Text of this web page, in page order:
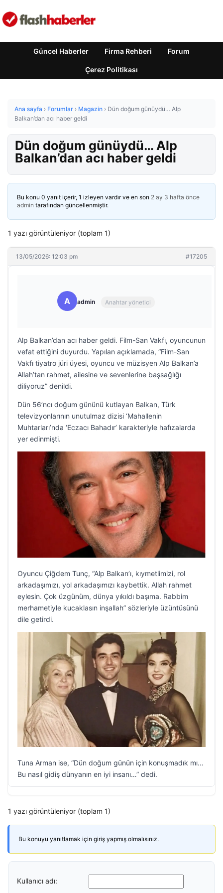
Güncel Haberler Firma Rehberi Forum
Çerez Politikası
Ana sayfa › Forumlar › Magazin › Dün doğum günüydü… Alp
Balkan’dan acı haber geldi
Dün doğum günüydü… Alp
Balkan’dan acı haber geldi
Bu konu 0 yanıt içerir, 1 izleyen vardır ve en son 2 ay 3 hafta önce
admin tarafından güncellenmiştir.
1 yazı görüntüleniyor (toplam 1)
13/05/2026: 12:03 pm #17205
A admin Anahtar yönetici
Alp Balkan’dan acı haber geldi. Film-San Vakfı, oyuncunun
vefat ettiğini duyurdu. Yapılan açıklamada, “Film-San
Vakfı tiyatro jüri üyesi, oyuncu ve müzisyen Alp Balkan’a
Allah’tan rahmet, ailesine ve sevenlerine başsağlığı
diliyoruz” denildi.
Dün 56’ncı doğum gününü kutlayan Balkan, Türk
televizyonlarının unutulmaz dizisi ‘Mahallenin
Muhtarları’nda ‘Eczacı Bahadır’ karakteriyle hafızalarda
yer edinmişti.
Oyuncu Çiğdem Tunç, “Alp Balkan’ı, kıymetlimizi, rol
arkadaşımızı, yol arkadaşımızı kaybettik. Allah rahmet
eylesin. Çok üzgünüm, dünya yıkıldı başıma. Rabbim
merhametiyle kucaklasın inşallah” sözleriyle üzüntüsünü
dile getirdi.
Tuna Arman ise, “Dün doğum günün için konuşmadık mı…
Bu nasıl gidiş dünyanın en iyi insanı…” dedi.
1 yazı görüntüleniyor (toplam 1)
Bu konuyu yanıtlamak için giriş yapmış olmalısınız.
Kullanıcı adı: